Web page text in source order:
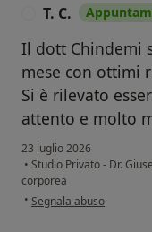
T. C.
Il dott Chindemi
mese con ottimi
Si è rilevato
attento e molto
23 luglio 2026
• Studio Privato - Dr.
corporea
• secondo l'opinione
Segnala abuso